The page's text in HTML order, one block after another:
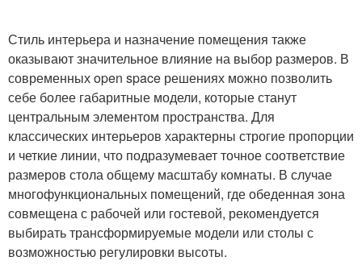
Стиль интерьера и назначение помещения также
оказывают значительное влияние на выбор размеров. В
современных open space решениях можно позволить
себе более габаритные модели, которые станут
центральным элементом пространства. Для
классических интерьеров характерны строгие пропорции
и четкие линии, что подразумевает точное соответствие
размеров стола общему масштабу комнаты. В случае
многофункциональных помещений, где обеденная зона
совмещена с рабочей или гостевой, рекомендуется
выбирать трансформируемые модели или столы с
возможностью регулировки высоты.